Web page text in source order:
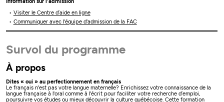
Visiter le Centre d’aide en ligne
Communiquer avec l'équipe d'admission de la FAC
Survol du programme
À propos
Dites « oui » au perfectionnement en français
Le français n'est pas votre langue maternelle? Enrichissez votre connaissance de la
langue française à l'oral comme à l'écrit pour faciliter votre recherche d’emploi,
poursuivre vos études ou mieux découvrir la culture québécoise. Cette formation